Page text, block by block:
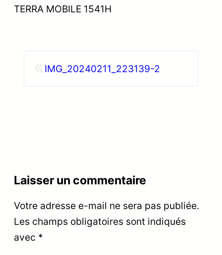
TERRA MOBILE 1541H
IMG_20240211_223139-2
Laisser un commentaire
Votre adresse e-mail ne sera pas publiée.
Les champs obligatoires sont indiqués
avec *